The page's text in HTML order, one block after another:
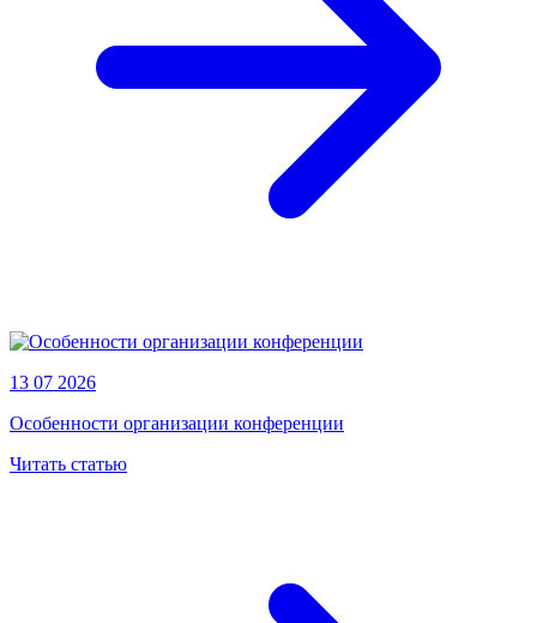
13 07 2026
Особенности организации конференции
Читать статью